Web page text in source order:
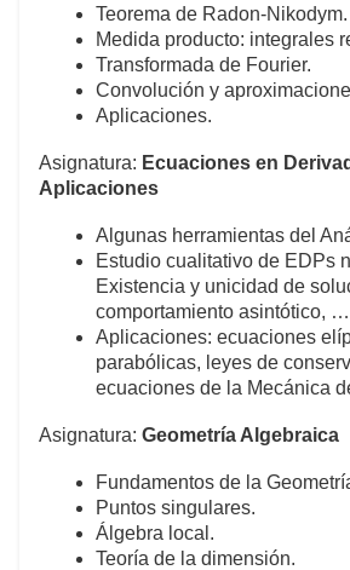
Teorema de Radon-Nikodym.
Medida producto: integrales
Transformada de Fourier.
Convolución y
Aplicaciones.
Asignatura: Ecuaciones en
Aplicaciones
Algunas herramientas del
Estudio cualitativo de EDPs
Existencia y unicidad de
comportamiento asintótico, …
Aplicaciones: ecuaciones
parabólicas, leyes de
ecuaciones de la Mecánica
Asignatura: Geometría Algebraica
Fundamentos de la
Puntos singulares.
Álgebra local.
Teoría de la dimensión.